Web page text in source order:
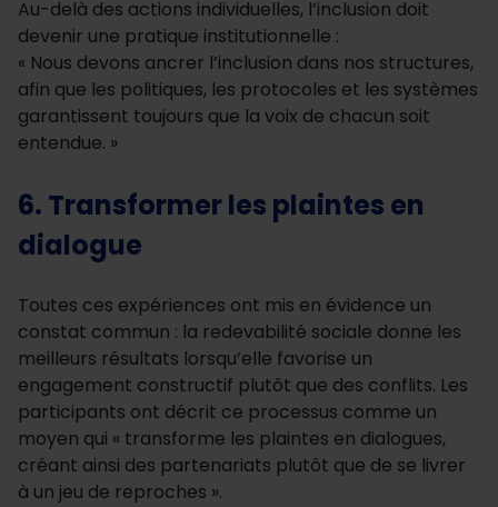
Au-delà des actions individuelles, l’inclusion doit
devenir une pratique institutionnelle :
« Nous devons ancrer l’inclusion dans nos structures,
afin que les politiques, les protocoles et les systèmes
garantissent toujours que la voix de chacun soit
entendue. »
6. Transformer les plaintes en
dialogue
Toutes ces expériences ont mis en évidence un
constat commun : la redevabilité sociale donne les
meilleurs résultats lorsqu’elle favorise un
engagement constructif plutôt que des conflits. Les
participants ont décrit ce processus comme un
moyen qui « transforme les plaintes en dialogues,
créant ainsi des partenariats plutôt que de se livrer
à un jeu de reproches ».